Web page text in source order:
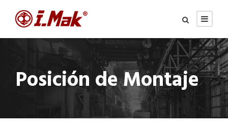
Posición de Montaje